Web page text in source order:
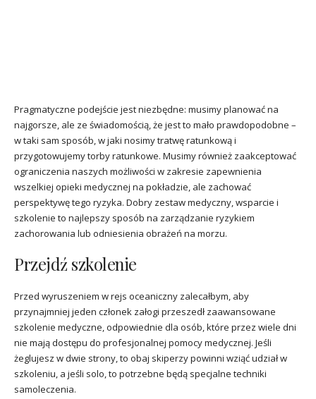
Pragmatyczne podejście jest niezbędne: musimy planować na
najgorsze, ale ze świadomością, że jest to mało prawdopodobne –
w taki sam sposób, w jaki nosimy tratwę ratunkową i
przygotowujemy torby ratunkowe. Musimy również zaakceptować
ograniczenia naszych możliwości w zakresie zapewnienia
wszelkiej opieki medycznej na pokładzie, ale zachować
perspektywę tego ryzyka. Dobry zestaw medyczny, wsparcie i
szkolenie to najlepszy sposób na zarządzanie ryzykiem
zachorowania lub odniesienia obrażeń na morzu.
Przejdź szkolenie
Przed wyruszeniem w rejs oceaniczny zalecałbym, aby
przynajmniej jeden członek załogi przeszedł zaawansowane
szkolenie medyczne, odpowiednie dla osób, które przez wiele dni
nie mają dostępu do profesjonalnej pomocy medycznej. Jeśli
żeglujesz w dwie strony, to obaj skiperzy powinni wziąć udział w
szkoleniu, a jeśli solo, to potrzebne będą specjalne techniki
samoleczenia.